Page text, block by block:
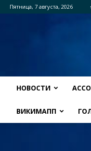
Пятница, 7 августа, 2026
НОВОСТИ
ВИКИМАПП